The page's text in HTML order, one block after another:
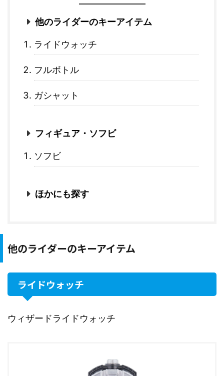
他のライダーのキーアイテム
ライドウォッチ
フルボトル
ガシャット
フィギュア・ソフビ
ソフビ
ほかにも探す
他のライダーのキーアイテム
ライドウォッチ
ウィザードライドウォッチ